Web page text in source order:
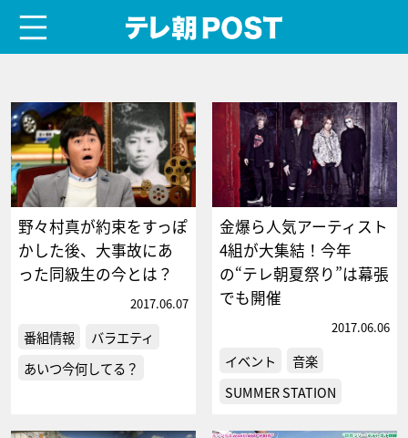
野々村真が約束をすっぽ
かした後、大事故にあ
った同級生の今とは？
2017.06.07
番組情報
バラエティ
あいつ今何してる？
金爆ら人気アーティスト
4組が大集結！今年
の“テレ朝夏祭り”は幕張
でも開催
2017.06.06
イベント
音楽
SUMMER STATION